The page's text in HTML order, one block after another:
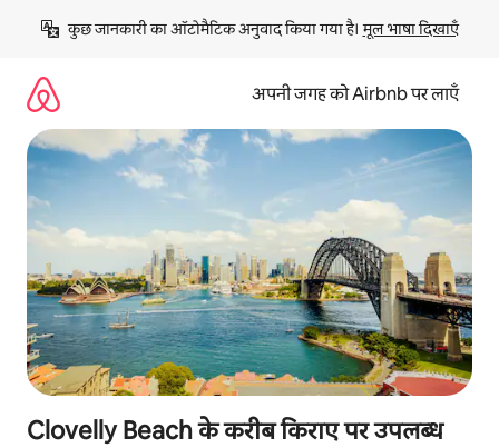
छोड़कर
कॉन्टेंट
कुछ जानकारी का ऑटोमैटिक अनुवाद किया गया है। मूल भाषा दिखाएँ
अपनी जगह को Airbnb पर लाएँ
Clovelly Beach के करीब किराए पर उपलब्ध